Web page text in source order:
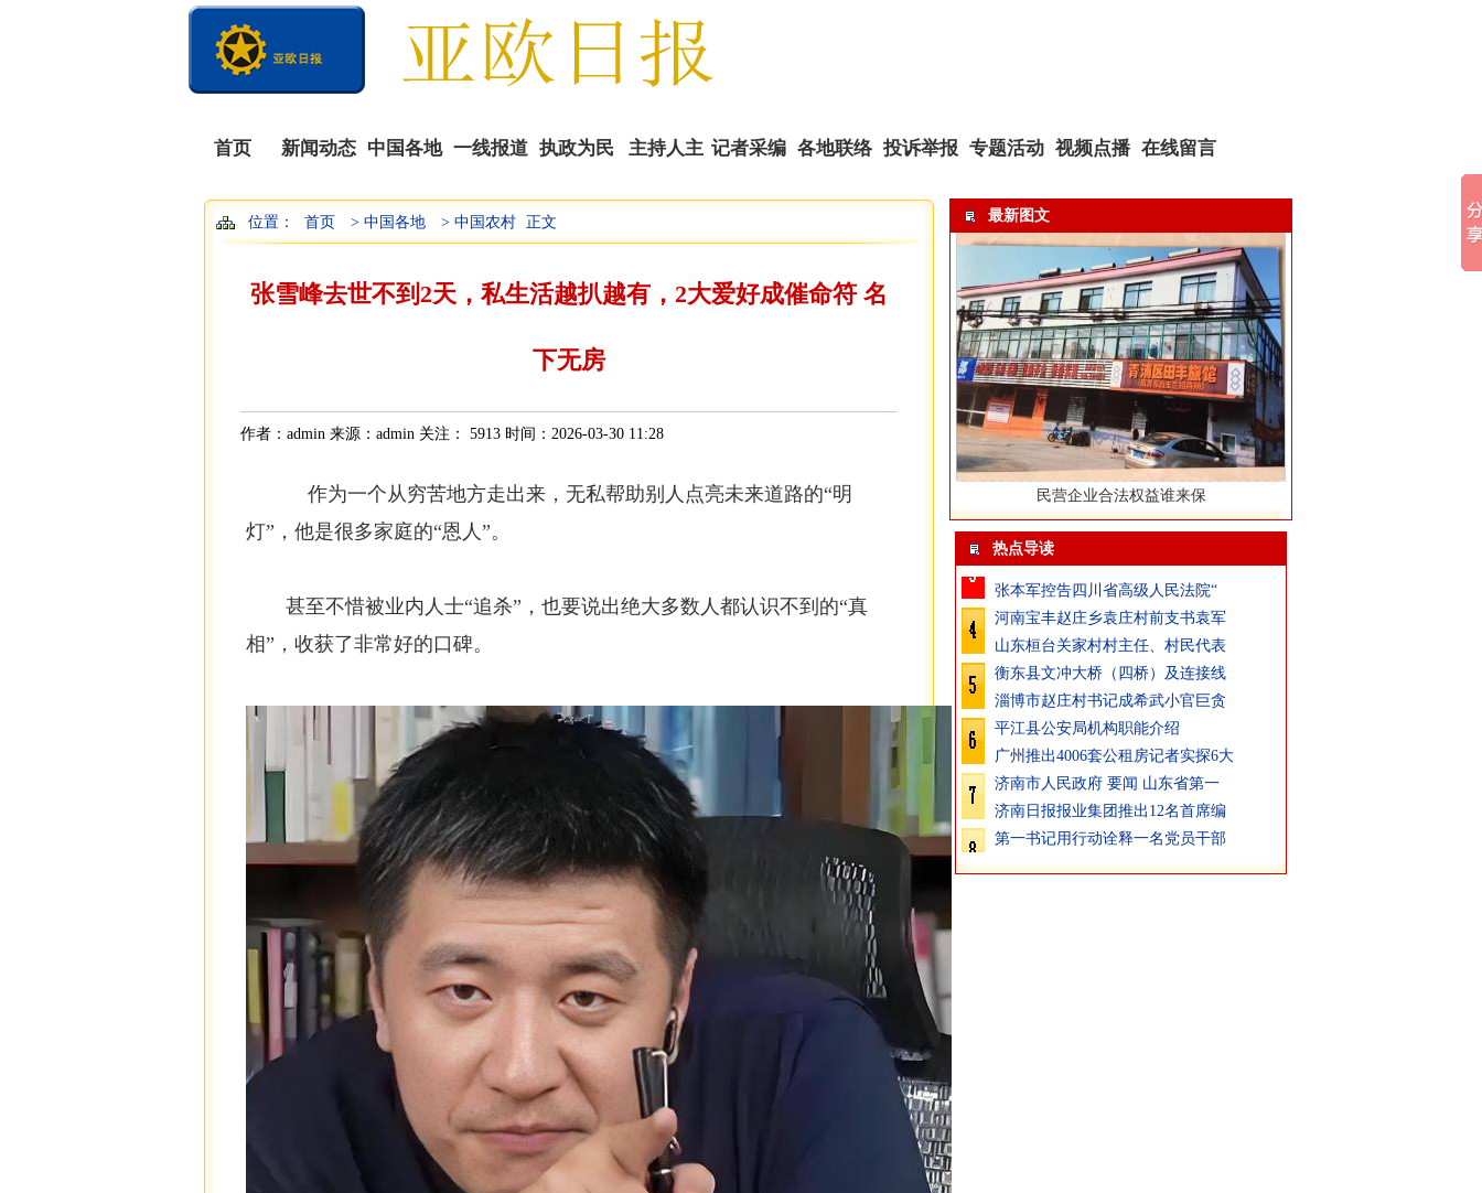
首页 新闻动态 中国各地 一线报道 执政为民 主持人主
播
记者采编 各地联络 投诉举报 专题活动 视频点播 在线留言
位置： 首页 > 中国各地 > 中国农村 正文
张雪峰去世不到2天，私生活越扒越有，2大爱好成催命符 名
下无房
作者：admin 来源：admin 关注： 5913 时间：2026-03-30 11:28
作为一个从穷苦地方走出来，无私帮助别人点亮未来道路的“明
灯”，他是很多家庭的“恩人”。
甚至不惜被业内人士“追杀”，也要说出绝大多数人都认识不到的“真
相”，收获了非常好的口碑。
最新图文
致宁夏回族自治区公安厅
热点导读
张本军控告四川省高级人民法院“
河南宝丰赵庄乡袁庄村前支书袁军
山东桓台关家村村主任、村民代表
衡东县文冲大桥（四桥）及连接线
淄博市赵庄村书记成希武小官巨贪
平江县公安局机构职能介绍
广州推出4006套公租房记者实探6大
济南市人民政府 要闻 山东省第一
济南日报报业集团推出12名首席编
第一书记用行动诠释一名党员干部